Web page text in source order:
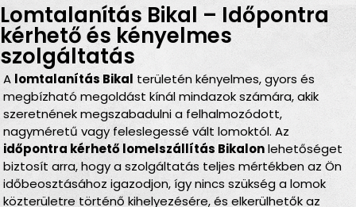
Lomtalanítás Bikal – Időpontra
kérhető és kényelmes
szolgáltatás
A lomtalanítás Bikal területén kényelmes, gyors és
megbízható megoldást kínál mindazok számára, akik
szeretnének megszabadulni a felhalmozódott,
nagyméretű vagy feleslegessé vált lomoktól. Az
időpontra kérhető lomelszállítás Bikalonlehetőséget
biztosít arra, hogy a szolgáltatás teljes mértékben az Ön
időbeosztásához igazodjon, így nincs szükség a lomok
közterületre történő kihelyezésére, és elkerülhetők az